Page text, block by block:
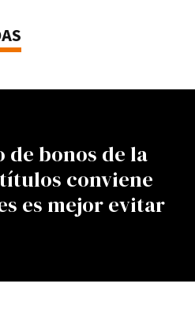
de bonos de la
conviene
es mejor evitar